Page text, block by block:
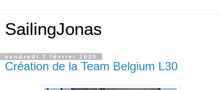
SailingJonas
vendredi 7 février 2020
Création de la Team Belgium L30